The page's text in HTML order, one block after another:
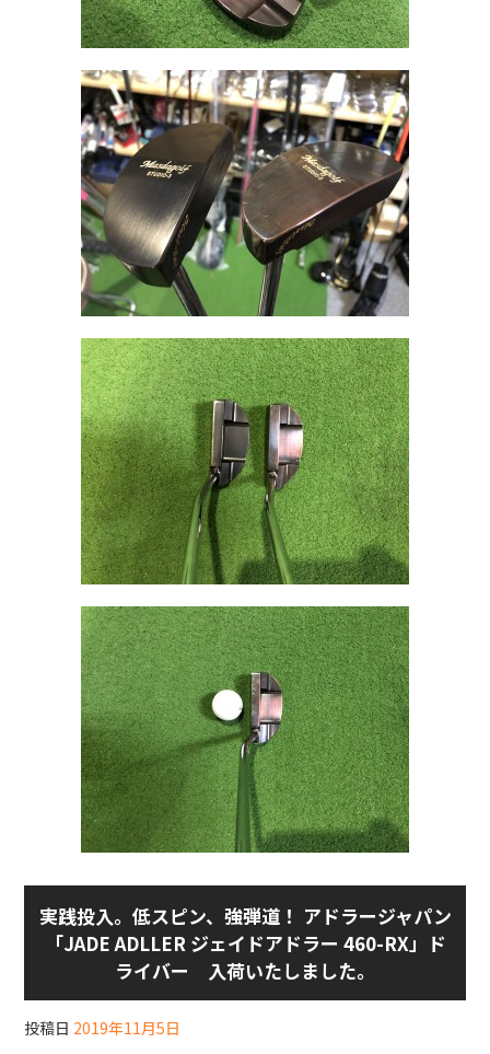
実践投入。低スピン、強弾道！ アドラージャパン
「JADE ADLLER ジェイドアドラー 460-RX」ド
ライバー 入荷いたしました。
投稿日 2019年11月5日